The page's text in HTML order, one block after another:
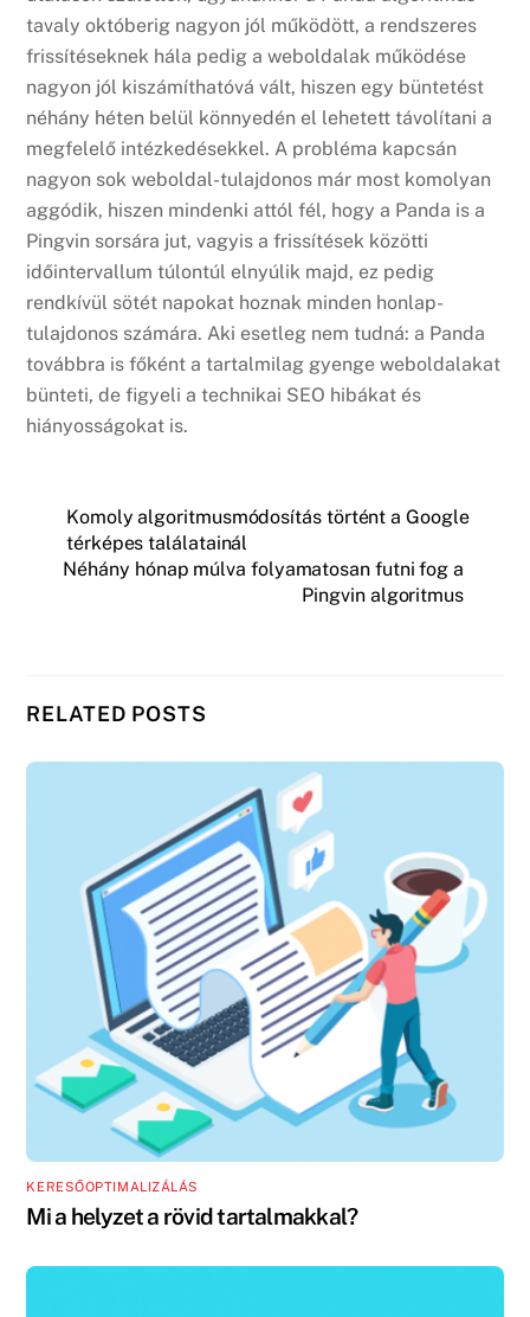
tavaly októberig nagyon jól működött, a rendszeres
frissítéseknek hála pedig a weboldalak működése
nagyon jól kiszámíthatóvá vált, hiszen egy büntetést
néhány héten belül könnyedén el lehetett távolítani a
megfelelő intézkedésekkel. A probléma kapcsán
nagyon sok weboldal-tulajdonos már most komolyan
aggódik, hiszen mindenki attól fél, hogy a Panda is a
Pingvin sorsára jut, vagyis a frissítések közötti
időintervallum túlontúl elnyúlik majd, ez pedig
rendkívül sötét napokat hoznak minden honlap-
tulajdonos számára. Aki esetleg nem tudná: a Panda
továbbra is főként a tartalmilag gyenge weboldalakat
bünteti, de figyeli a technikai SEO hibákat és
hiányosságokat is.
Komoly algoritmusmódosítás történt a Google
térképes találatainál
Néhány hónap múlva folyamatosan futni fog a
Pingvin algoritmus
RELATED POSTS
KERESŐOPTIMALIZÁLÁS
Mi a helyzet a rövid tartalmakkal?